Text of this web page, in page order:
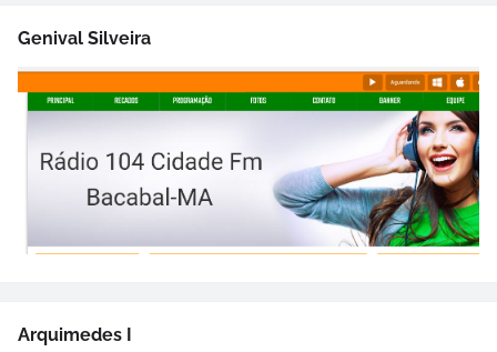
Genival Silveira
Arquimedes I